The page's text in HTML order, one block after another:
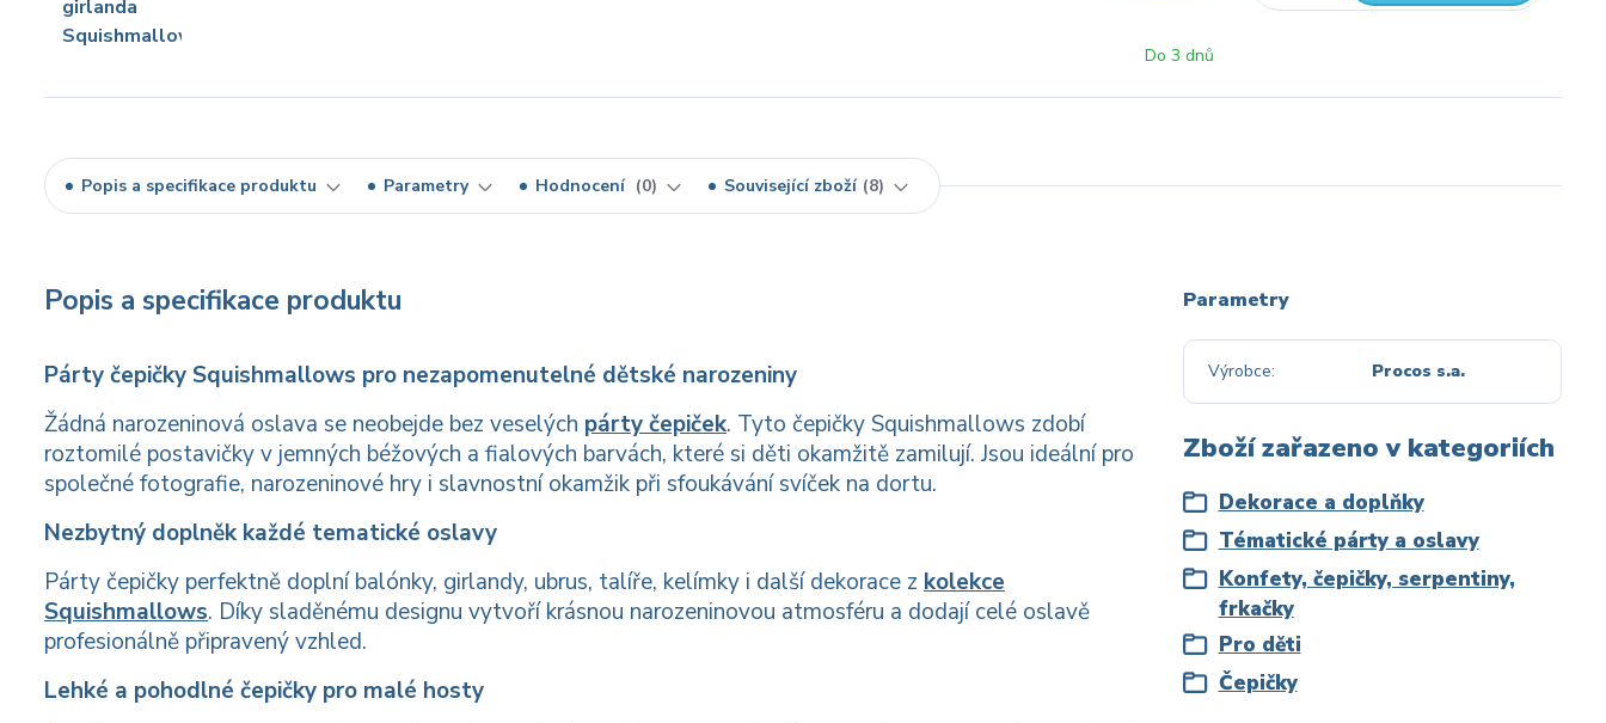
Do 3 dnů
Popis a specifikace produktu Parametry Hodnocení 0 Související zboží 8
Popis a specifikace produktu
Párty čepičky Squishmallows pro nezapomenutelné dětské narozeniny
Žádná narozeninová oslava se neobejde bez veselých párty čepiček. Tyto čepičky Squishmallows zdobí
roztomilé postavičky v jemných béžových a fialových barvách, které si děti okamžitě zamilují. Jsou ideální pro
společné fotografie, narozeninové hry i slavnostní okamžik při sfoukávání svíček na dortu.
Nezbytný doplněk každé tematické oslavy
Párty čepičky perfektně doplní balónky, girlandy, ubrus, talíře, kelímky i další dekorace z kolekce
Squishmallows. Díky sladěnému designu vytvoří krásnou narozeninovou atmosféru a dodají celé oslavě
profesionálně připravený vzhled.
Lehké a pohodlné čepičky pro malé hosty
Parametry
Výrobce Procos s.a.
Zboží zařazeno v kategoriích
Dekorace a doplňky
Tématické párty a oslavy
Konfety, čepičky, serpentiny,
frkačky
Pro děti
Čepičky